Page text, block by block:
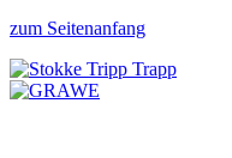
zum Seitenanfang